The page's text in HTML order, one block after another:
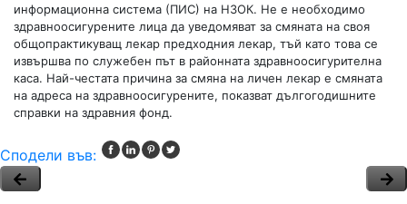
информационна система (ПИС) на НЗОК. Не е необходимо
здравноосигурените лица да уведомяват за смяната на своя
общопрактикуващ лекар предходния лекар, тъй като това се
извършва по служебен път в районната здравноосигурителна
каса. Най-честата причина за смяна на личен лекар е смяната
на адреса на здравноосигурените, показват дългогодишните
справки на здравния фонд.
Сподели във: